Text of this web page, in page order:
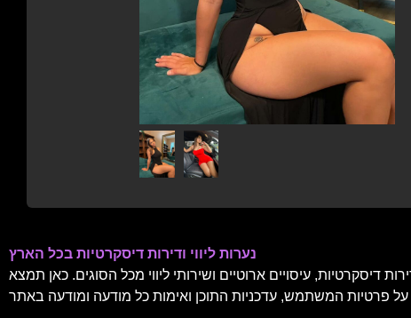
נערות ליווי ודירות דיסקרטיות בכל הארץ
דיסקרטיות, עיסויים ארוטיים ושירותי ליווי מכל הסוגים. כאן תמצא